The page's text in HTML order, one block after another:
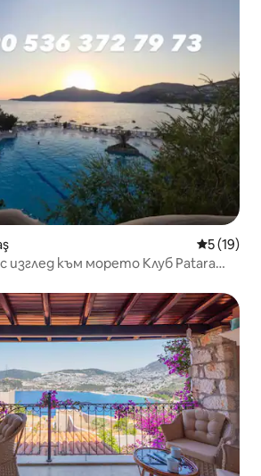
Средна
5 (19)
към морето Клуб Patara